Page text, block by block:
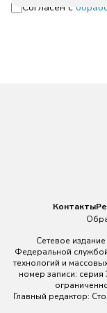
Согласен с
Контакты
Сетевое
Федеральной
технологий и
номер записи:
Главный редактор: